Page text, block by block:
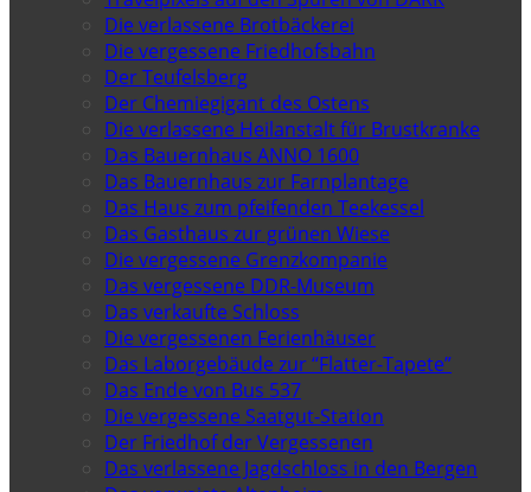
Die verlassene Brotbäckerei
Die vergessene Friedhofsbahn
Der Teufelsberg
Der Chemiegigant des Ostens
Die verlassene Heilanstalt für Brustkranke
Das Bauernhaus ANNO 1600
Das Bauernhaus zur Farnplantage
Das Haus zum pfeifenden Teekessel
Das Gasthaus zur grünen Wiese
Die vergessene Grenzkompanie
Das vergessene DDR-Museum
Das verkaufte Schloss
Die vergessenen Ferienhäuser
Das Laborgebäude zur “Flatter-Tapete”
Das Ende von Bus 537
Die vergessene Saatgut-Station
Der Friedhof der Vergessenen
Das verlassene Jagdschloss in den Bergen